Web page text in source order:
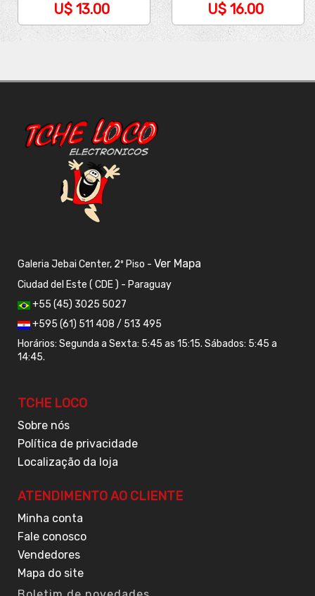
U$ 13.00 U$ 16.00
Galeria Jebai Center, 2º Piso - Ver Mapa
Ciudad del Este ( CDE ) - Paraguay
+55 (45) 3025 5027
+595 (61) 511 408 / 513 495
Horários: Segunda a Sexta: 5:45 as 15:15. Sábados: 5:45 a
14:45.
TCHE LOCO
Sobre nós
Política de privacidade
Localização da loja
ATENDIMENTO AO CLIENTE
Minha conta
Fale conosco
Vendedores
Mapa do site